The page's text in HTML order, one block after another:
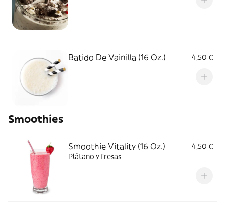
Batido De Vainilla (16 Oz.) 4,50 €
Smoothies
Smoothie Vitality (16 Oz.)
4,50 €
Plátano y fresas